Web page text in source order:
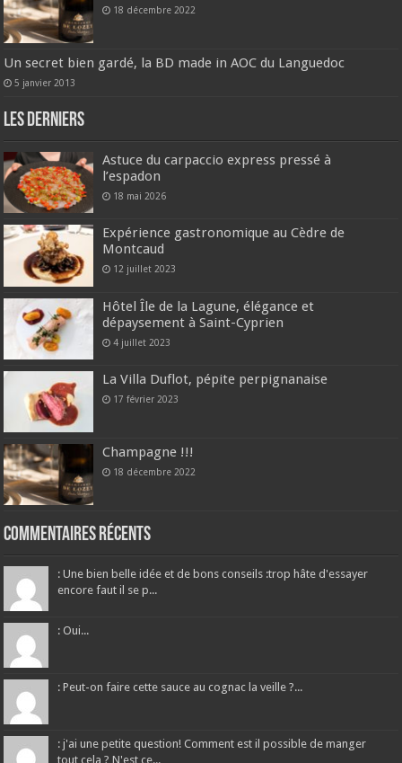
18 décembre 2022
Un secret bien gardé, la BD made in AOC du Languedoc
5 janvier 2013
Les derniers
Astuce du carpaccio express pressé à
l’espadon
18 mai 2026
Expérience gastronomique au Cèdre de
Montcaud
12 juillet 2023
Hôtel Île de la Lagune, élégance et
dépaysement à Saint-Cyprien
4 juillet 2023
La Villa Duflot, pépite perpignanaise
17 février 2023
Champagne !!!
18 décembre 2022
Commentaires récents
: Une bien belle idée et de bons conseils :trop hâte d'essayer
encore faut il se p...
: Oui...
: Peut-on faire cette sauce au cognac la veille ?...
: j'ai une petite question! Comment est il possible de manger
tout cela ? N'est ce...